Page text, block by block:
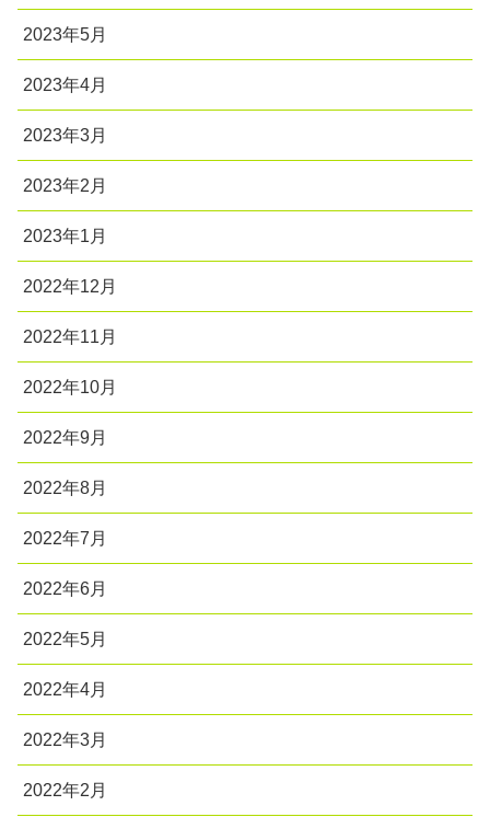
2023年5月
2023年4月
2023年3月
2023年2月
2023年1月
2022年12月
2022年11月
2022年10月
2022年9月
2022年8月
2022年7月
2022年6月
2022年5月
2022年4月
2022年3月
2022年2月